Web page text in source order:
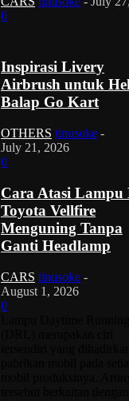
0
Inspirasi Livery
Airbrush untuk
Balap Go Kart
OTHERS tinusoke -
July 21, 2026
0
Cara Atasi Lampu
Toyota Vellfire
Menguning Tanpa
Ganti Headlamp
CARS tinusoke -
August 1, 2026
0